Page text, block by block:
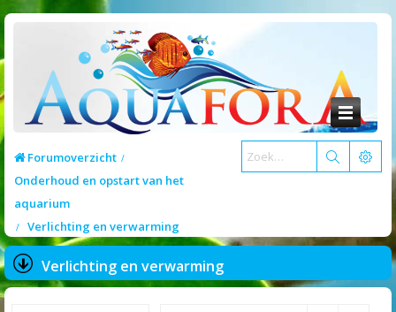
Forumoverzicht
Onderhoud en opstart van het
aquarium
Verlichting en verwarming
Verlichting en verwarming